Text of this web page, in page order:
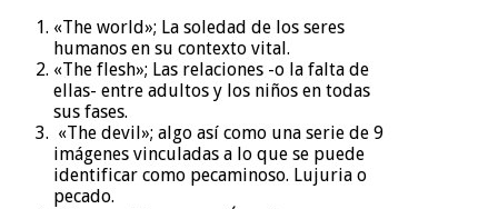
«The world»; La soledad de los seres
humanos en su contexto vital.
«The flesh»; Las relaciones -o la falta de
ellas- entre adultos y los niños en todas
sus fases.
«The devil»; algo así como una serie de 9
imágenes vinculadas a lo que se puede
identificar como pecaminoso. Lujuria o
pecado.